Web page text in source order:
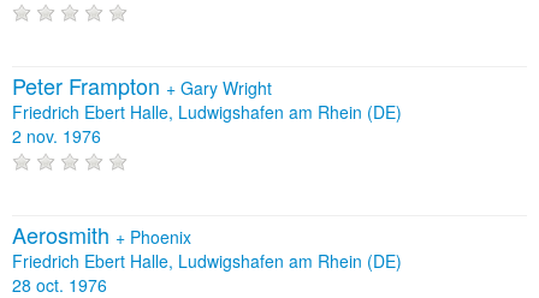
Peter Frampton + Gary Wright
Friedrich Ebert Halle, Ludwigshafen am Rhein (DE)
2 nov. 1976
Aerosmith + Phoenix
Friedrich Ebert Halle, Ludwigshafen am Rhein (DE)
28 oct. 1976